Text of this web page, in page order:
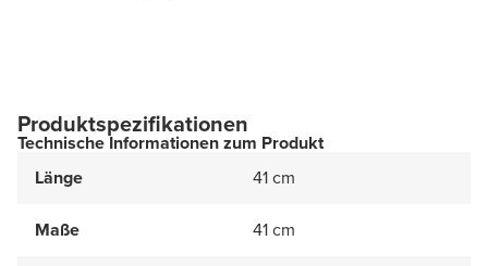
Produktspezifikationen
Technische Informationen zum Produkt
Länge
41 cm
Maße 41 cm